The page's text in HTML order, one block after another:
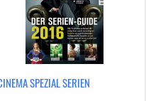
SPEZIAL SERIEN